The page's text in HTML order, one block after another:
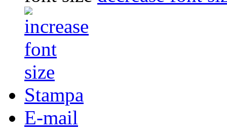
Stampa
E-mail